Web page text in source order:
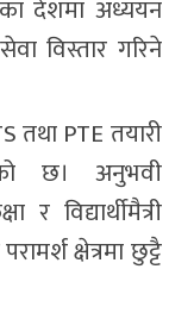
देशमा अध्ययन
विस्तार गरिने
तथा PTE तयारी
छ। अनुभवी
र विद्यार्थीमैत्री
क्षेत्रमा छुट्टै